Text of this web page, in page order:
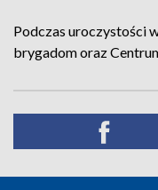
Podczas uroczystości
brygadom oraz